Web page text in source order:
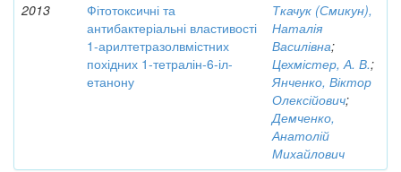
2013
Фітотоксичні та
антибактеріальні властивості
1-арилтетразолвмістних
похідних 1-тетралін-6-іл-
етанону
Ткачук (Смикун),
Наталія
Василівна;
Цехмістер, А. В.;
Янченко, Віктор
Олексійович;
Демченко,
Анатолій
Михайлович